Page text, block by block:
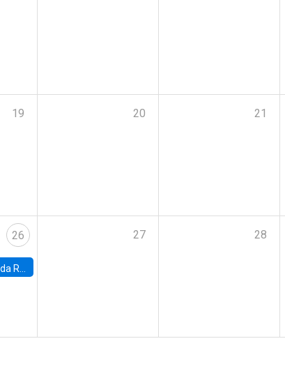
19 20 21
26
Wisconsin-Madison
27 28